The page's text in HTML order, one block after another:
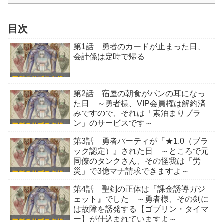
目次
第1話 勇者のカードが止まった日、
会計係は定時で帰る
第2話 宿屋の朝食がパンの耳になっ
た日 ～勇者様、VIP会員権は解約済
みですので、それは「素泊まりプラ
ン」のサービスです～
第3話 勇者パーティが『★1.0（ブラ
ック認定）』された日 ～ところで元
同僚のタンクさん、その怪我は「労
災」で3億マナ請求できますよ～
第4話 聖剣の正体は『課金誘導ガジ
ェット』でした ～勇者様、その剣に
は故障を誘発する【ゴブリン・タイマ
ー】が仕込まれていますよ～